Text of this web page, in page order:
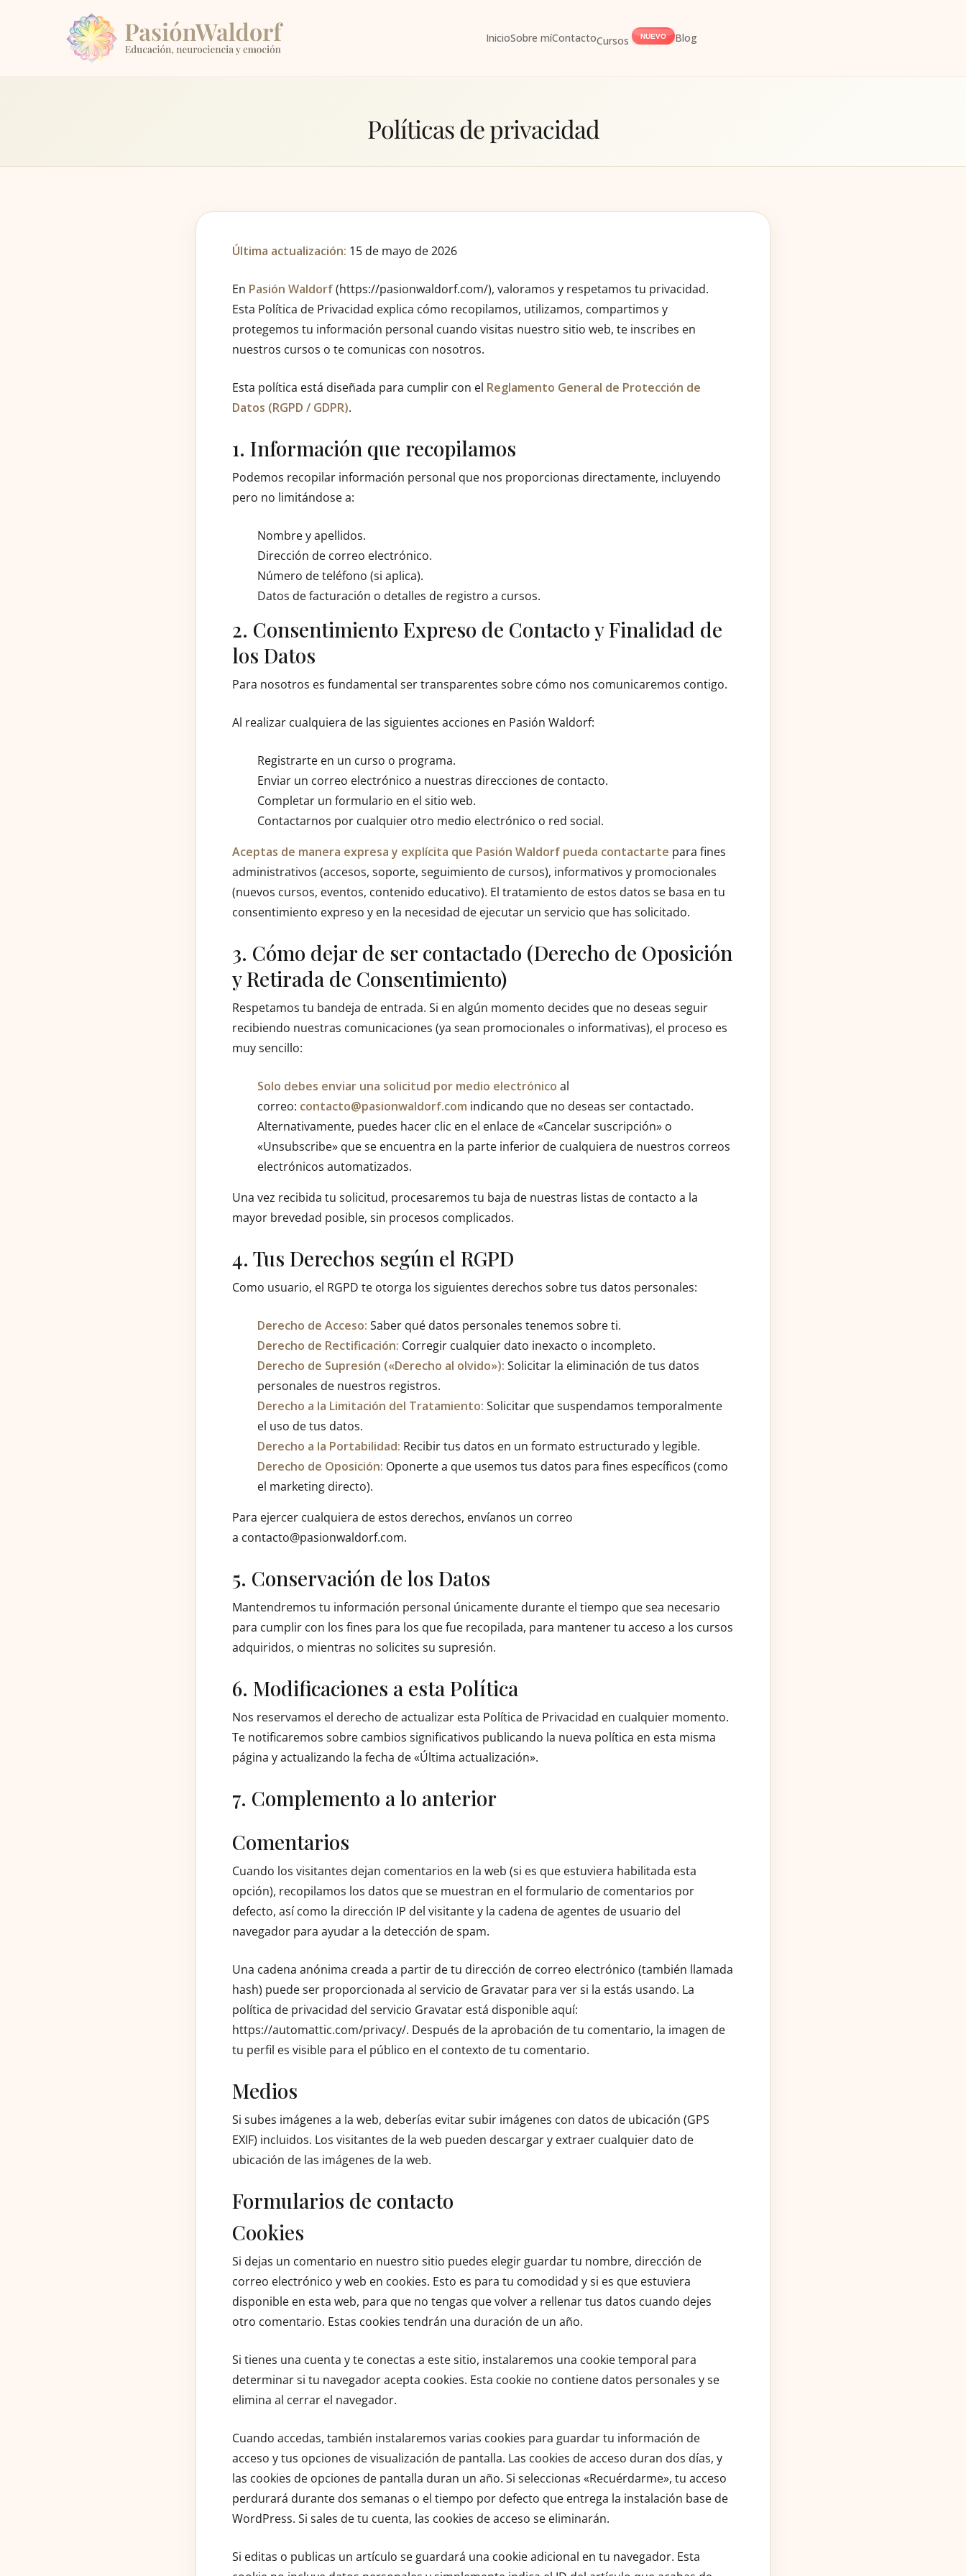
InicioSobre míContactoCursos NUEVO Blog
Políticas de privacidad
Última actualización: 15 de mayo de 2026
En Pasión Waldorf(https://pasionwaldorf.com/), valoramos y respetamos tu privacidad.
Esta Política de Privacidad explica cómo recopilamos, utilizamos, compartimos y
protegemos tu información personal cuando visitas nuestro sitio web, te inscribes en
nuestros cursos o te comunicas con nosotros.
Esta política está diseñada para cumplir con el Reglamento General de Protección de
Datos (RGPD / GDPR).
1. Información que recopilamos
Podemos recopilar información personal que nos proporcionas directamente, incluyendo
pero no limitándose a:
Nombre y apellidos.
Dirección de correo electrónico.
Número de teléfono (si aplica).
Datos de facturación o detalles de registro a cursos.
2. Consentimiento Expreso de Contacto y Finalidad de
los Datos
Para nosotros es fundamental ser transparentes sobre cómo nos comunicaremos contigo.
Al realizar cualquiera de las siguientes acciones en Pasión Waldorf:
Registrarte en un curso o programa.
Enviar un correo electrónico a nuestras direcciones de contacto.
Completar un formulario en el sitio web.
Contactarnos por cualquier otro medio electrónico o red social.
Aceptas de manera expresa y explícita que Pasión Waldorf pueda contactarte para fines
administrativos (accesos, soporte, seguimiento de cursos), informativos y promocionales
(nuevos cursos, eventos, contenido educativo). El tratamiento de estos datos se basa en tu
consentimiento expreso y en la necesidad de ejecutar un servicio que has solicitado.
3. Cómo dejar de ser contactado (Derecho de Oposición
y Retirada de Consentimiento)
Respetamos tu bandeja de entrada. Si en algún momento decides que no deseas seguir
recibiendo nuestras comunicaciones (ya sean promocionales o informativas), el proceso es
muy sencillo:
Solo debes enviar una solicitud por medio electrónico al
correo: contacto@pasionwaldorf.com indicando que no deseas ser contactado.
Alternativamente, puedes hacer clic en el enlace de «Cancelar suscripción» o
«Unsubscribe» que se encuentra en la parte inferior de cualquiera de nuestros correos
electrónicos automatizados.
Una vez recibida tu solicitud, procesaremos tu baja de nuestras listas de contacto a la
mayor brevedad posible, sin procesos complicados.
4. Tus Derechos según el RGPD
Como usuario, el RGPD te otorga los siguientes derechos sobre tus datos personales:
Derecho de Acceso: Saber qué datos personales tenemos sobre ti.
Derecho de Rectificación: Corregir cualquier dato inexacto o incompleto.
Derecho de Supresión («Derecho al olvido»): Solicitar la eliminación de tus datos
personales de nuestros registros.
Derecho a la Limitación del Tratamiento: Solicitar que suspendamos temporalmente
el uso de tus datos.
Derecho a la Portabilidad: Recibir tus datos en un formato estructurado y legible.
Derecho de Oposición: Oponerte a que usemos tus datos para fines específicos (como
el marketing directo).
Para ejercer cualquiera de estos derechos, envíanos un correo
a contacto@pasionwaldorf.com.
5. Conservación de los Datos
Mantendremos tu información personal únicamente durante el tiempo que sea necesario
para cumplir con los fines para los que fue recopilada, para mantener tu acceso a los cursos
adquiridos, o mientras no solicites su supresión.
6. Modificaciones a esta Política
Nos reservamos el derecho de actualizar esta Política de Privacidad en cualquier momento.
Te notificaremos sobre cambios significativos publicando la nueva política en esta misma
página y actualizando la fecha de «Última actualización».
7. Complemento a lo anterior
Comentarios
Cuando los visitantes dejan comentarios en la web (si es que estuviera habilitada esta
opción), recopilamos los datos que se muestran en el formulario de comentarios por
defecto, así como la dirección IP del visitante y la cadena de agentes de usuario del
navegador para ayudar a la detección de spam.
Una cadena anónima creada a partir de tu dirección de correo electrónico (también llamada
hash) puede ser proporcionada al servicio de Gravatar para ver si la estás usando. La
política de privacidad del servicio Gravatar está disponible aquí:
https://automattic.com/privacy/. Después de la aprobación de tu comentario, la imagen de
tu perfil es visible para el público en el contexto de tu comentario.
Medios
Si subes imágenes a la web, deberías evitar subir imágenes con datos de ubicación (GPS
EXIF) incluidos. Los visitantes de la web pueden descargar y extraer cualquier dato de
ubicación de las imágenes de la web.
Formularios de contacto
Cookies
Si dejas un comentario en nuestro sitio puedes elegir guardar tu nombre, dirección de
correo electrónico y web en cookies. Esto es para tu comodidad y si es que estuviera
disponible en esta web, para que no tengas que volver a rellenar tus datos cuando dejes
otro comentario. Estas cookies tendrán una duración de un año.
Si tienes una cuenta y te conectas a este sitio, instalaremos una cookie temporal para
determinar si tu navegador acepta cookies. Esta cookie no contiene datos personales y se
elimina al cerrar el navegador.
Cuando accedas, también instalaremos varias cookies para guardar tu información de
acceso y tus opciones de visualización de pantalla. Las cookies de acceso duran dos días, y
las cookies de opciones de pantalla duran un año. Si seleccionas «Recuérdarme», tu acceso
perdurará durante dos semanas o el tiempo por defecto que entrega la instalación base de
WordPress. Si sales de tu cuenta, las cookies de acceso se eliminarán.
Si editas o publicas un artículo se guardará una cookie adicional en tu navegador. Esta